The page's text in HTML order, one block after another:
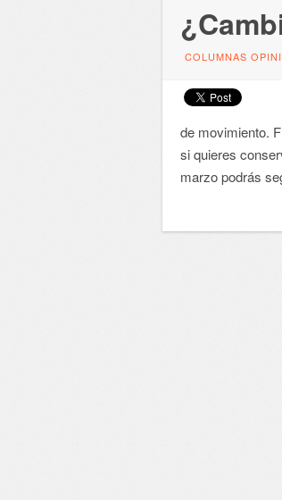
COLUMNAS
de movimiento.
si quieres
marzo podrás